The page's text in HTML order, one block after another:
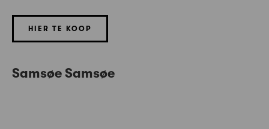
HIER TE KOOP
Samsøe Samsøe